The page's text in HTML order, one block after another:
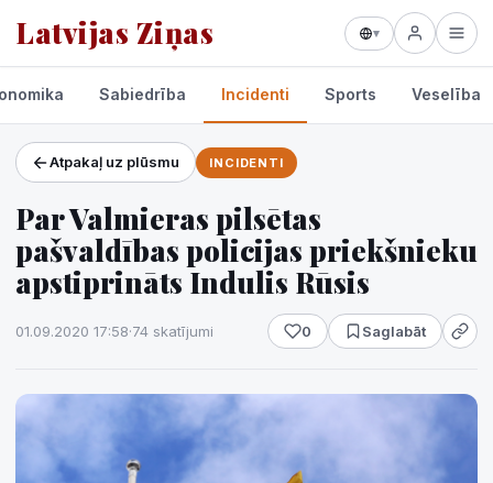
Latvijas Ziņas ▾
Projekti un pakalpojumi
Laikapstākļi
Sabiedrība Incidenti Sports Veselība
Atpakaļ uz plūsmu INCIDENTI
Par Valmieras pilsētas
pašvaldības policijas priekšnieku
apstiprināts Indulis Rūsis
01.09.2020 17:58·74 skatījumi 0 Saglabāt